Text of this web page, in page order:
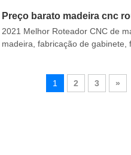
madeira e alguns w
Preço barato madeira cnc
2021 Melhor Roteador CNC de
madeira, fabricação de
1
2 3 »